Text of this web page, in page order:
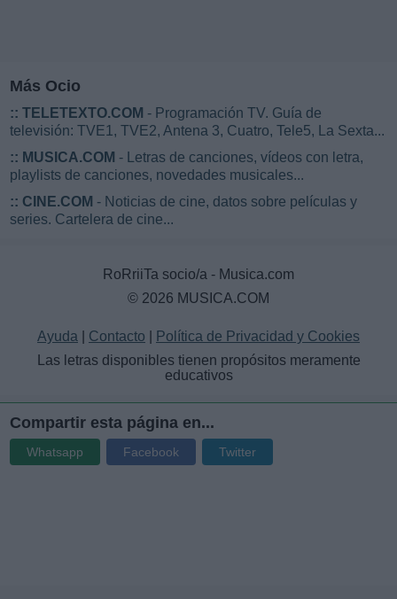
Más Ocio
:: TELETEXTO.COM - Programación TV. Guía de
televisión: TVE1, TVE2, Antena 3, Cuatro, Tele5, La Sexta...
:: MUSICA.COM - Letras de canciones, vídeos con letra,
playlists de canciones, novedades musicales...
:: CINE.COM - Noticias de cine, datos sobre películas y
series. Cartelera de cine...
RoRriiTa socio/a - Musica.com
© 2026 MUSICA.COM
Ayuda Contacto
Política de Privacidad y Cookies
Las letras disponibles tienen propósitos meramente
educativos
Compartir esta página en...
Whatsapp Facebook Twitter